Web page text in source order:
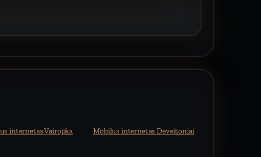
internetas Vairopka
Mobilus internetas Deveitoniai